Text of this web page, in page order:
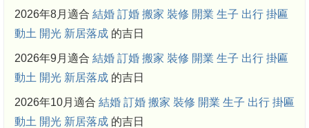
2026年8月適合 結婚 訂婚 搬家 裝修 開業 生子 出行 掛匾
動土 開光 新居落成 的吉日
2026年9月適合 結婚 訂婚 搬家 裝修 開業 生子 出行 掛匾
動土 開光 新居落成 的吉日
2026年10月適合 結婚 訂婚 搬家 裝修 開業 生子 出行 掛匾
動土 開光 新居落成 的吉日